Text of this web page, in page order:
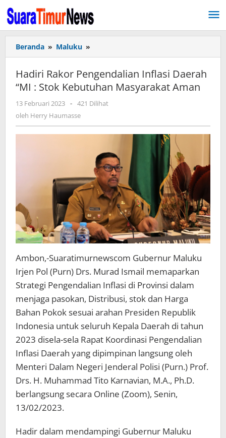
Lewati
ke
konten
Beranda » Maluku »
Rakor
Pengendalian
Inflasi
Daerah
“MI
Masyarakat
Aman
Hadiri Rakor Pengendalian Inflasi Daerah
“MI : Stok Kebutuhan Masyarakat Aman
13 Februari 2023 oleh
Herry
- 421 Dilihat
oleh Herry Haumasse
Ambon,-Suaratimurnewscom Gubernur Maluku
Irjen Pol (Purn) Drs. Murad Ismail memaparkan
Strategi Pengendalian Inflasi di Provinsi dalam
menjaga pasokan, Distribusi, stok dan Harga
Bahan Pokok sesuai arahan Presiden Republik
Indonesia untuk seluruh Kepala Daerah di tahun
2023 disela-sela Rapat Koordinasi Pengendalian
Inflasi Daerah yang dipimpinan langsung oleh
Menteri Dalam Negeri Jenderal Polisi (Purn.) Prof.
Drs. H. Muhammad Tito Karnavian, M.A., Ph.D.
berlangsung secara Online (Zoom), Senin,
13/02/2023.
Hadir dalam mendampingi Gubernur Maluku